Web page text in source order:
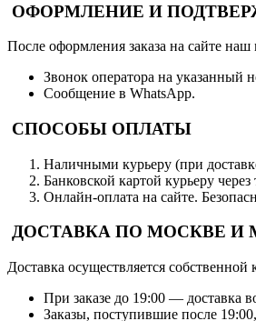
ОФОРМЛЕНИЕ И
После оформления заказа на сайте
Звонок оператора на указанный
Сообщение в WhatsApp.
СПОСОБЫ ОПЛАТЫ
Наличными курьеру (при
Банковской картой курьеру
Онлайн-оплата на сайте.
ДОСТАВКА ПО МОСКВЕ И
Доставка осуществляется
При заказе до 19:00 — доставка
Заказы, поступившие после